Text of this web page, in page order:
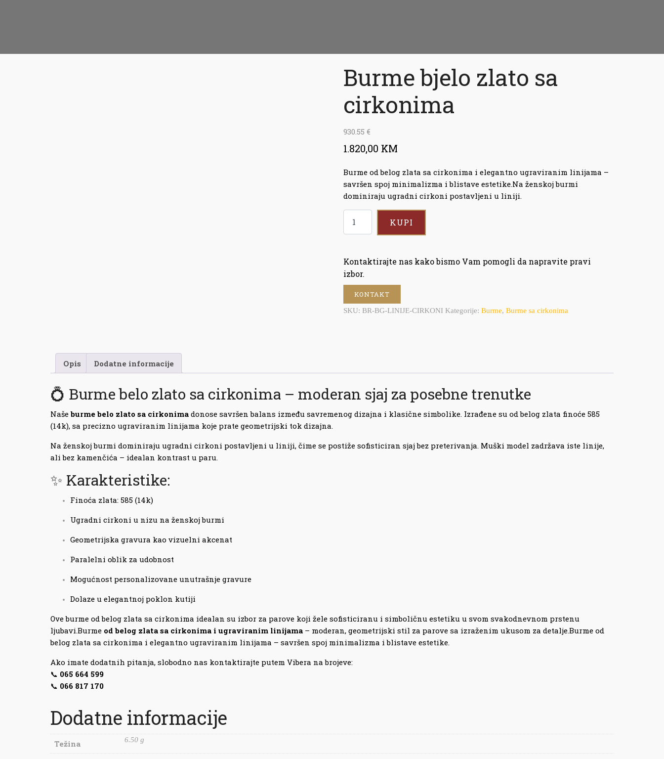
Burme bjelo zlato sa
cirkonima
930.55 €
1.820,00 KM
Burme od belog zlata sa cirkonima i elegantno ugraviranim linijama –
savršen spoj minimalizma i blistave estetike.Na ženskoj burmi
dominiraju ugradni cirkoni postavljeni u liniji.
KUPI
Kontaktirajte nas kako bismo Vam pomogli da napravite pravi
izbor.
KONTAKT
SKU: BR-BG-LINIJE-CIRKONI Kategorije: Burme, Burme sa cirkonima
Opis Dodatne informacije
💍 Burme belo zlato sa cirkonima – moderan sjaj za posebne trenutke
Našeburme belo zlato sa cirkonima donose savršen balans između savremenog dizajna i klasične simbolike. Izrađene su od belog zlata finoće 585
(14k), sa precizno ugraviranim linijama koje prate geometrijski tok dizajna.
Na ženskoj burmi dominiraju ugradni cirkoni postavljeni u liniji, čime se postiže sofisticiran sjaj bez preterivanja. Muški model zadržava iste linije,
ali bez kamenčića – idealan kontrast u paru.
✨ Karakteristike:
Finoća zlata: 585 (14k)
Ugradni cirkoni u nizu na ženskoj burmi
Geometrijska gravura kao vizuelni akcenat
Paralelni oblik za udobnost
Mogućnost personalizovane unutrašnje gravure
Dolaze u elegantnoj poklon kutiji
Ove burme od belog zlata sa cirkonima idealan su izbor za parove koji žele sofisticiranu i simboličnu estetiku u svom svakodnevnom prstenu
ljubavi.Burme od belog zlata sa cirkonima i ugraviranim linijama – moderan, geometrijski stil za parove sa izraženim ukusom za detalje.Burme od
belog zlata sa cirkonima i elegantno ugraviranim linijama – savršen spoj minimalizma i blistave estetike.
Ako imate dodatnih pitanja, slobodno nas kontaktirajte putem Vibera na brojeve:
📞 065 664 599
📞 066 817 170
Dodatne informacije
Težina 6.50 g